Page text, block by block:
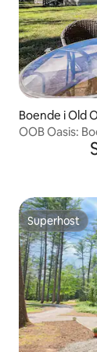
Boende i Old
OOB Oasis:
Superhost
Superhost